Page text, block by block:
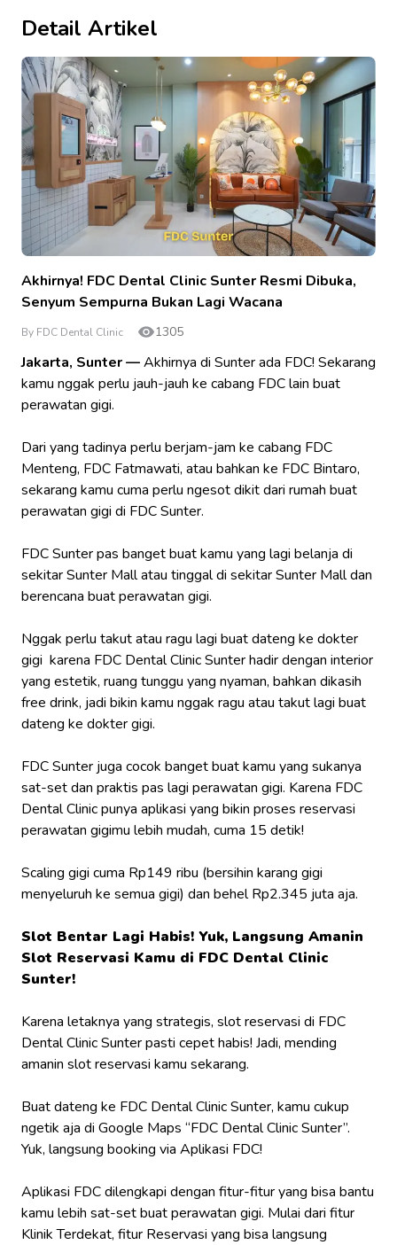
Detail Artikel
Akhirnya! FDC Dental Clinic Sunter Resmi Dibuka,
Senyum Sempurna Bukan Lagi Wacana
By FDC Dental Clinic 1305
Jakarta, Sunter —Akhirnya di Sunter ada FDC! Sekarang
kamu nggak perlu jauh-jauh ke cabang FDC lain buat
perawatan gigi.
Dari yang tadinya perlu berjam-jam ke cabang FDC
Menteng, FDC Fatmawati, atau bahkan ke FDC Bintaro,
sekarang kamu cuma perlu ngesot dikitdari rumah buat
perawatan gigi di FDC Sunter.
FDC Sunter pas banget buat kamu yang lagi belanja di
sekitar Sunter Mall atau tinggal di sekitar Sunter Mall dan
berencana buat perawatan gigi.
Nggak perlu takut atau ragu lagi buat dateng ke dokter
gigi karena FDC Dental Clinic Sunter hadir dengan interior
yang estetik, ruang tunggu yang nyaman, bahkan dikasih
free drink, jadi bikin kamu nggak ragu atau takut lagi buat
dateng ke dokter gigi.
FDC Sunter juga cocok banget buat kamu yang sukanya
sat-set dan praktis pas lagi perawatan gigi. Karena FDC
Dental Clinic punya aplikasi yang bikin proses reservasi
perawatan gigimu lebih mudah, cuma 15 detik!
Scaling gigi cuma Rp149 ribu (bersihin karang gigi
menyeluruh ke semua gigi) dan behel Rp2.345 juta aja.
Slot Bentar Lagi Habis! Yuk, Langsung Amanin
Slot Reservasi Kamu di FDC Dental Clinic
Sunter!
Karena letaknya yang strategis, slot reservasi di FDC
Dental Clinic Sunter pasti cepet habis! Jadi, mending
amanin slot reservasi kamu sekarang.
Buat dateng ke FDC Dental Clinic Sunter, kamu cukup
ngetik aja di Google Maps “FDC Dental Clinic Sunter”.
Yuk, langsung booking via Aplikasi FDC!
Aplikasi FDC dilengkapi dengan fitur-fitur yang bisa bantu
kamu lebih sat-set buat perawatan gigi. Mulai dari fitur
Klinik Terdekat, fitur Reservasi yang bisa langsung